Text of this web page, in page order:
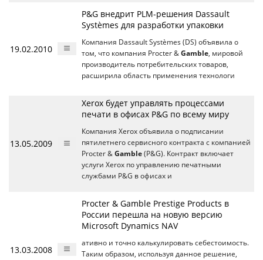
19.02.2010
P&G внедрит PLM-решения Dassault
Systèmes для разработки упаковки
Компания Dassault Systèmes (DS) объявила о
том, что компания Procter & Gamble, мировой
производитель потребительских товаров,
расширила область применения технологи
13.05.2009
Xerox будет управлять процессами
печати в офисах P&G по всему миру
Компания Xerox объявила о подписании
пятилетнего сервисного контракта с компанией
Procter & Gamble (P&G). Контракт включает
услуги Xerox по управлению печатными
службами P&G в офисах и
13.03.2008
Procter & Gamble Prestige Products в
России перешла на новую версию
Microsoft Dynamics NAV
ативно и точно калькулировать себестоимость.
Таким образом, используя данное решение,